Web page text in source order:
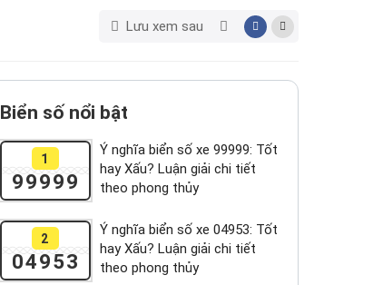
Lưu xem sau
Biển số nổi bật
1
99999
Ý nghĩa biển số xe 99999: Tốt
hay Xấu? Luận giải chi tiết
theo phong thủy
2
04953
Ý nghĩa biển số xe 04953: Tốt
hay Xấu? Luận giải chi tiết
theo phong thủy